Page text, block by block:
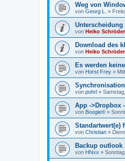
Weg von
von Georg L. »
von Heiko Schröder
Download des
von Heiko Schröder
Es werden
von Horst Frey »
von pohrl »
App ->Dropbox
von Boogie® »
Standartwert(e)
von Christian »
Backup outlook
von HNxx »